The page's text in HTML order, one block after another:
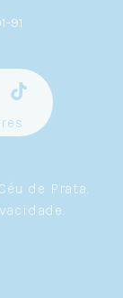
91
de Prata.
.